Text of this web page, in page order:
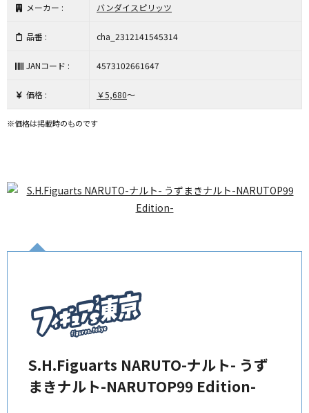
メーカー : バンダイスピリッツ
品番 : cha_2312141545314
JANコード : 4573102661647
価格 : ￥5,680～
※価格は掲載時のものです
S.H.Figuarts NARUTO-ナルト- うず
まきナルト-NARUTOP99 Edition-